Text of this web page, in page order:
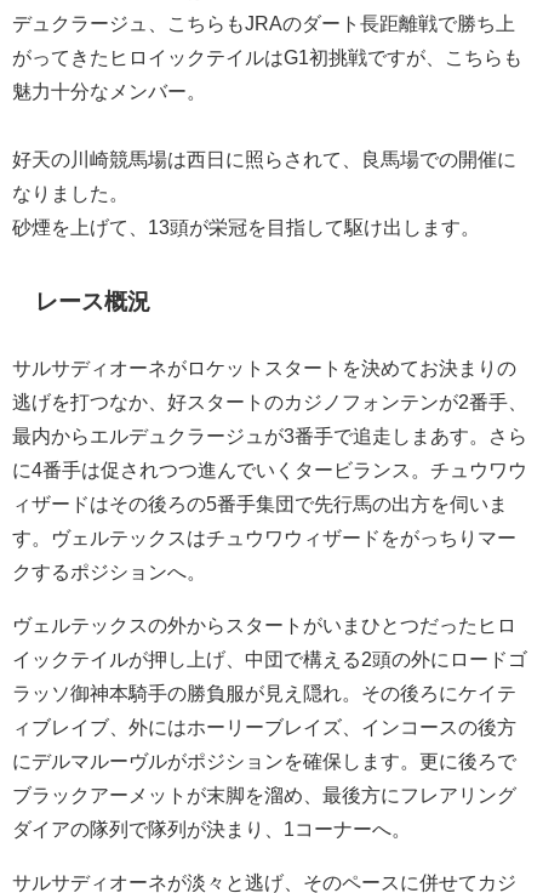
デュクラージュ、こちらもJRAのダート長距離戦で勝ち上
がってきたヒロイックテイルはG1初挑戦ですが、こちらも
魅力十分なメンバー。
好天の川崎競馬場は西日に照らされて、良馬場での開催に
なりました。
砂煙を上げて、13頭が栄冠を目指して駆け出します。
レース概況
サルサディオーネがロケットスタートを決めてお決まりの
逃げを打つなか、好スタートのカジノフォンテンが2番手、
最内からエルデュクラージュが3番手で追走しまあす。さら
に4番手は促されつつ進んでいくタービランス。チュウワウ
ィザードはその後ろの5番手集団で先行馬の出方を伺いま
す。ヴェルテックスはチュウワウィザードをがっちりマー
クするポジションへ。
ヴェルテックスの外からスタートがいまひとつだったヒロ
イックテイルが押し上げ、中団で構える2頭の外にロードゴ
ラッソ御神本騎手の勝負服が見え隠れ。その後ろにケイテ
ィブレイブ、外にはホーリーブレイズ、インコースの後方
にデルマルーヴルがポジションを確保します。更に後ろで
ブラックアーメットが末脚を溜め、最後方にフレアリング
ダイアの隊列で隊列が決まり、1コーナーへ。
サルサディオーネが淡々と逃げ、そのペースに併せてカジ